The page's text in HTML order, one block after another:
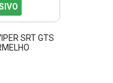
SRT GTS